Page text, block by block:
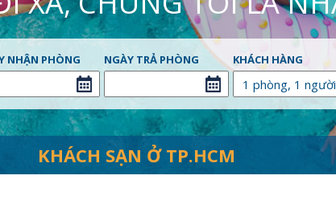
NHẬN PHÒNG NGÀY TRẢ PHÒNG KHÁCH HÀNG
KHÁCH SẠN Ở TP.HCM